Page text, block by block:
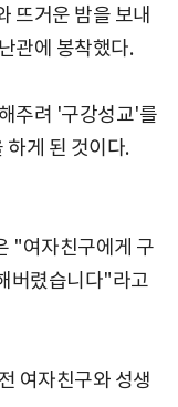
뜨거운 밤을 보내
관에 봉착했다.
주려 '구강성교'를
게 된 것이다.
"여자친구에게 구
버렸습니다"라고
여자친구와 성생